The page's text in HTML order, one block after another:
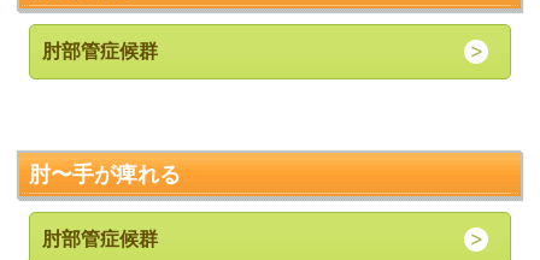
肘部管症候群
肘〜手が痺れる
肘部管症候群